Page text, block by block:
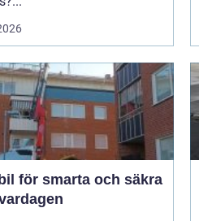
för smarta och säkra